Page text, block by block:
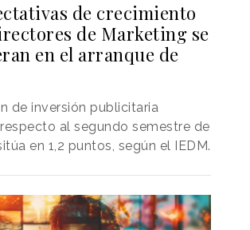
de crecimiento
de Marketing se
en el arranque de
de inversión publicitaria
al segundo semestre de
en 1,2 puntos, según el IEDM.